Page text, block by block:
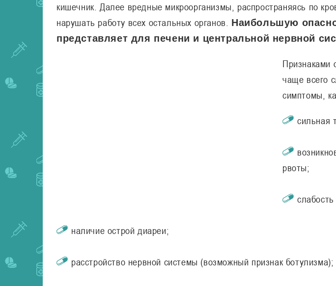
кишечник. Далее вредные микроорганизмы, распространяясь по
нарушать работу всех остальных органов. Наибольшую
представляет для печени и центральной нервной
Признаками
чаще всего
симптомы,
сильная
рвоты;
наличие острой диареи;
расстройство нервной системы (возможный признак ботулизма);